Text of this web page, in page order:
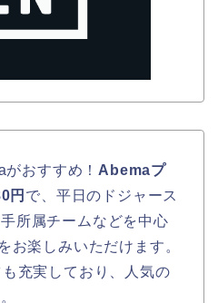
おすすめ！ Abemaプ
円 で、平日のドジャース
所属チームなどを中心
お楽しみいただけます。
充実しており、人気の